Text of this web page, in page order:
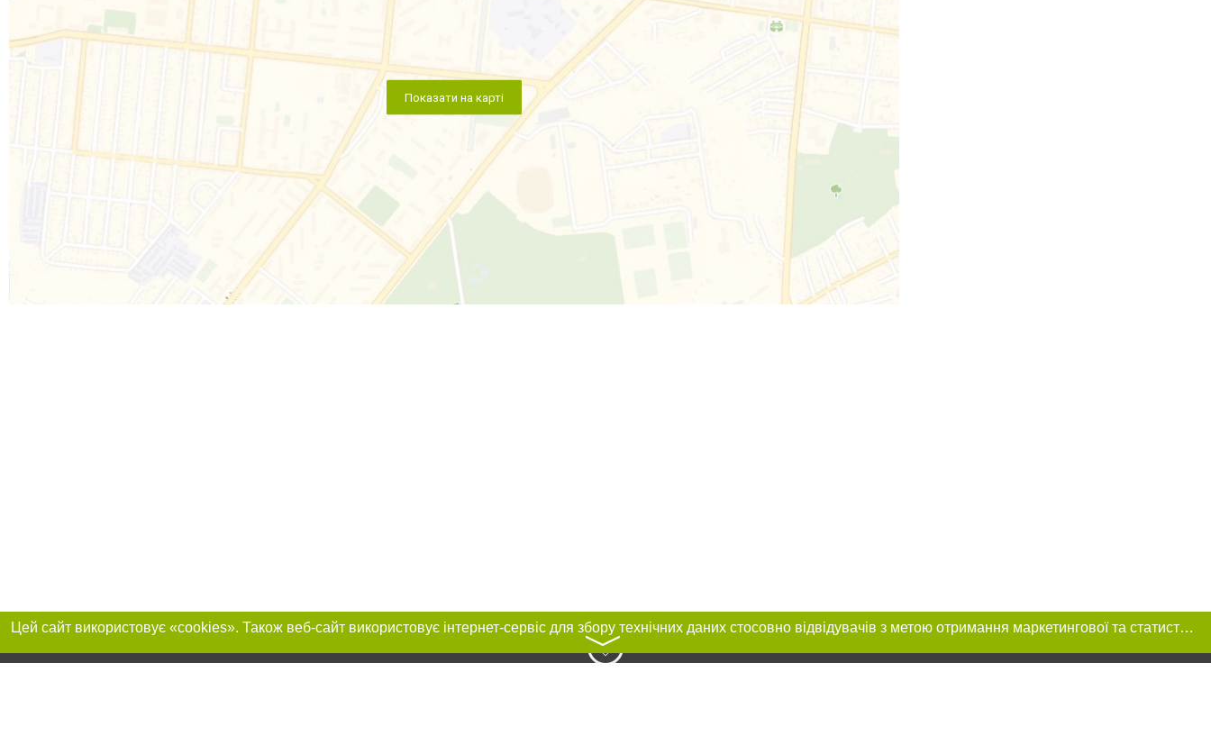
Показати на карті
Цей сайт використовує «cookies». Також веб-сайт використовує інтернет-сервіс для збору технічних даних стосовно відвідувачів з метою отримання маркетингової та статистичної інформації. Умови обробки даних відвідувачів сайту див.
〉